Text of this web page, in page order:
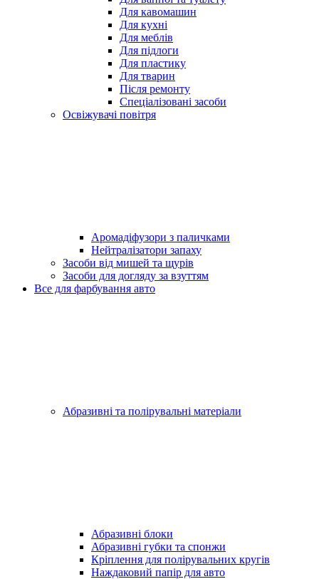
Для кавомашин
Для кухні
Для меблів
Для підлоги
Для пластику
Для тварин
Після ремонту
Спеціалізовані засоби
Освіжувачі повітря
Аромадіфузори з паличками
Нейтралізатори запаху
Засоби від мишей та щурів
Засоби для догляду за взуттям
Все для фарбування авто
Абразивні та полірувальні матеріали
Абразивні блоки
Абразивні губки та спонжи
Кріплення для полірувальних кругів
Наждаковий папір для авто